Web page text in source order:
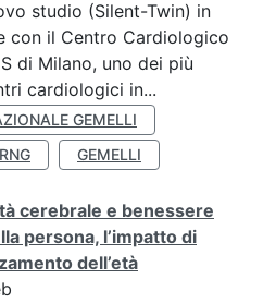
studio (Silent-Twin) in
con il Centro Cardiologico
di Milano, uno dei più
cardiologici in...
GEMELLI
RNG GEMELLI
cerebrale e benessere
persona, l’impatto di
dell’età